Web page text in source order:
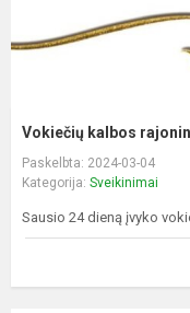
Vokiečių kalbos
Paskelbta: 2024-03-04
Kategorija: Sveikinimai
Sausio 24 dieną įvyko